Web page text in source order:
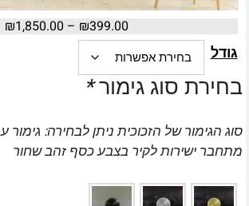
₪399.00
–
₪1,850.00
גודל
בחירת סוג גימור*
סוג הגימור של הזכוכית ניתן לבחירה:
מתחבר ישירות לקיר בצבע כסף זהב שחור